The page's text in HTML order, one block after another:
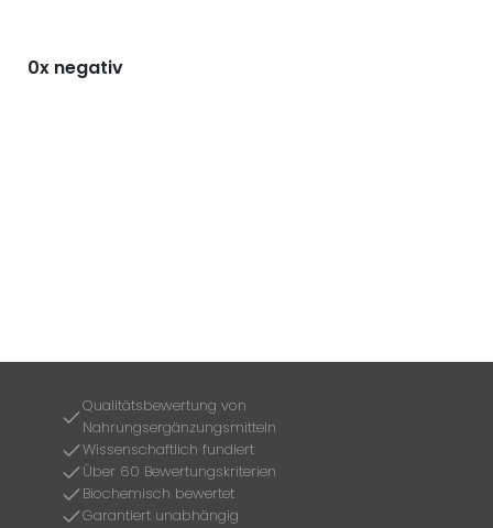
0x negativ
Qualitätsbewertung von
Nahrungsergänzungsmitteln
Wissenschaftlich fundiert
Über 60 Bewertungskriterien
Biochemisch bewertet
Garantiert unabhängig